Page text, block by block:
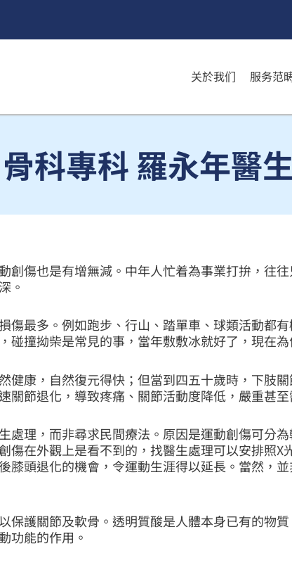
关於我们 服务范
科專科 羅永年醫生
創傷也是有增無減。中年人忙着為事業打拚，往
。
傷最多。例如跑步、行山、踏單車、球類活動都
撞拗柴是常見的事，當年敷敷冰就好了，現在
康，自然復元得快；但當到四五十歲時，下肢
節退化，導致疼痛、關節活動度降低，嚴重甚至
處理，而非尋求民間療法。原因是運動創傷可分
在外觀上是看不到的，找醫生處理可以安排照X
膝頭退化的機會，令運動生涯得以延長。當然，
保護關節及軟骨。透明質酸是人體本身已有的物
功能的作用。